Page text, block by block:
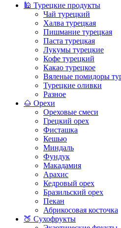
🕌 Турецкие продукты
Чай турецкий
Халва турецкая
Пишмание турецкая
Паста турецкая
Лукумы турецкие
Кофе турецкий
Какао турецкое
Вяленые помидоры
Турецкие оливки
Разное
🌰 Орехи
Ореховые смеси
Грецкий орех
Фисташка
Кешью
Миндаль
Фундук
Макадамия
Арахис
Кедровый орех
Бразильский орех
Пекан
Абрикосовая косточка
🍑 Сухофрукты